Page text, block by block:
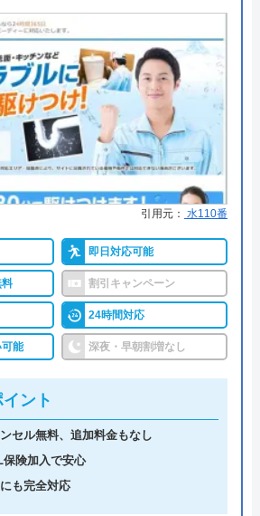
限会社総合メンテナンス
野晃司
成11年11月創立
〒331-0811
玉県さいたま市北区吉野町1-373-3
玉県、東京都、千葉県、神奈川県、
スのクチコミ on
4（3 件のクチコミ）
max
月前
―
―
―
詳細は公式HPでご確認ください
のトラブル対応からリフォームま
を提供している業者です。岩手県
台市に拠点を構え依頼に対応して
リアでは電話対応、作業ともに24
いますが、仙台エリアでは24時
で打合せの上営業時間に作業と
の作業は夜間料金として5,000円
す。出張費もお住まいの場所によ
ご依頼の際によく確認しておきま
引用元： 水110番
即日対応可能
割引キャンペーン
24時間対応
能 深夜・早朝割増なし
ント
セル無料、追加料金もなし
保険加入で安心
も完全対応